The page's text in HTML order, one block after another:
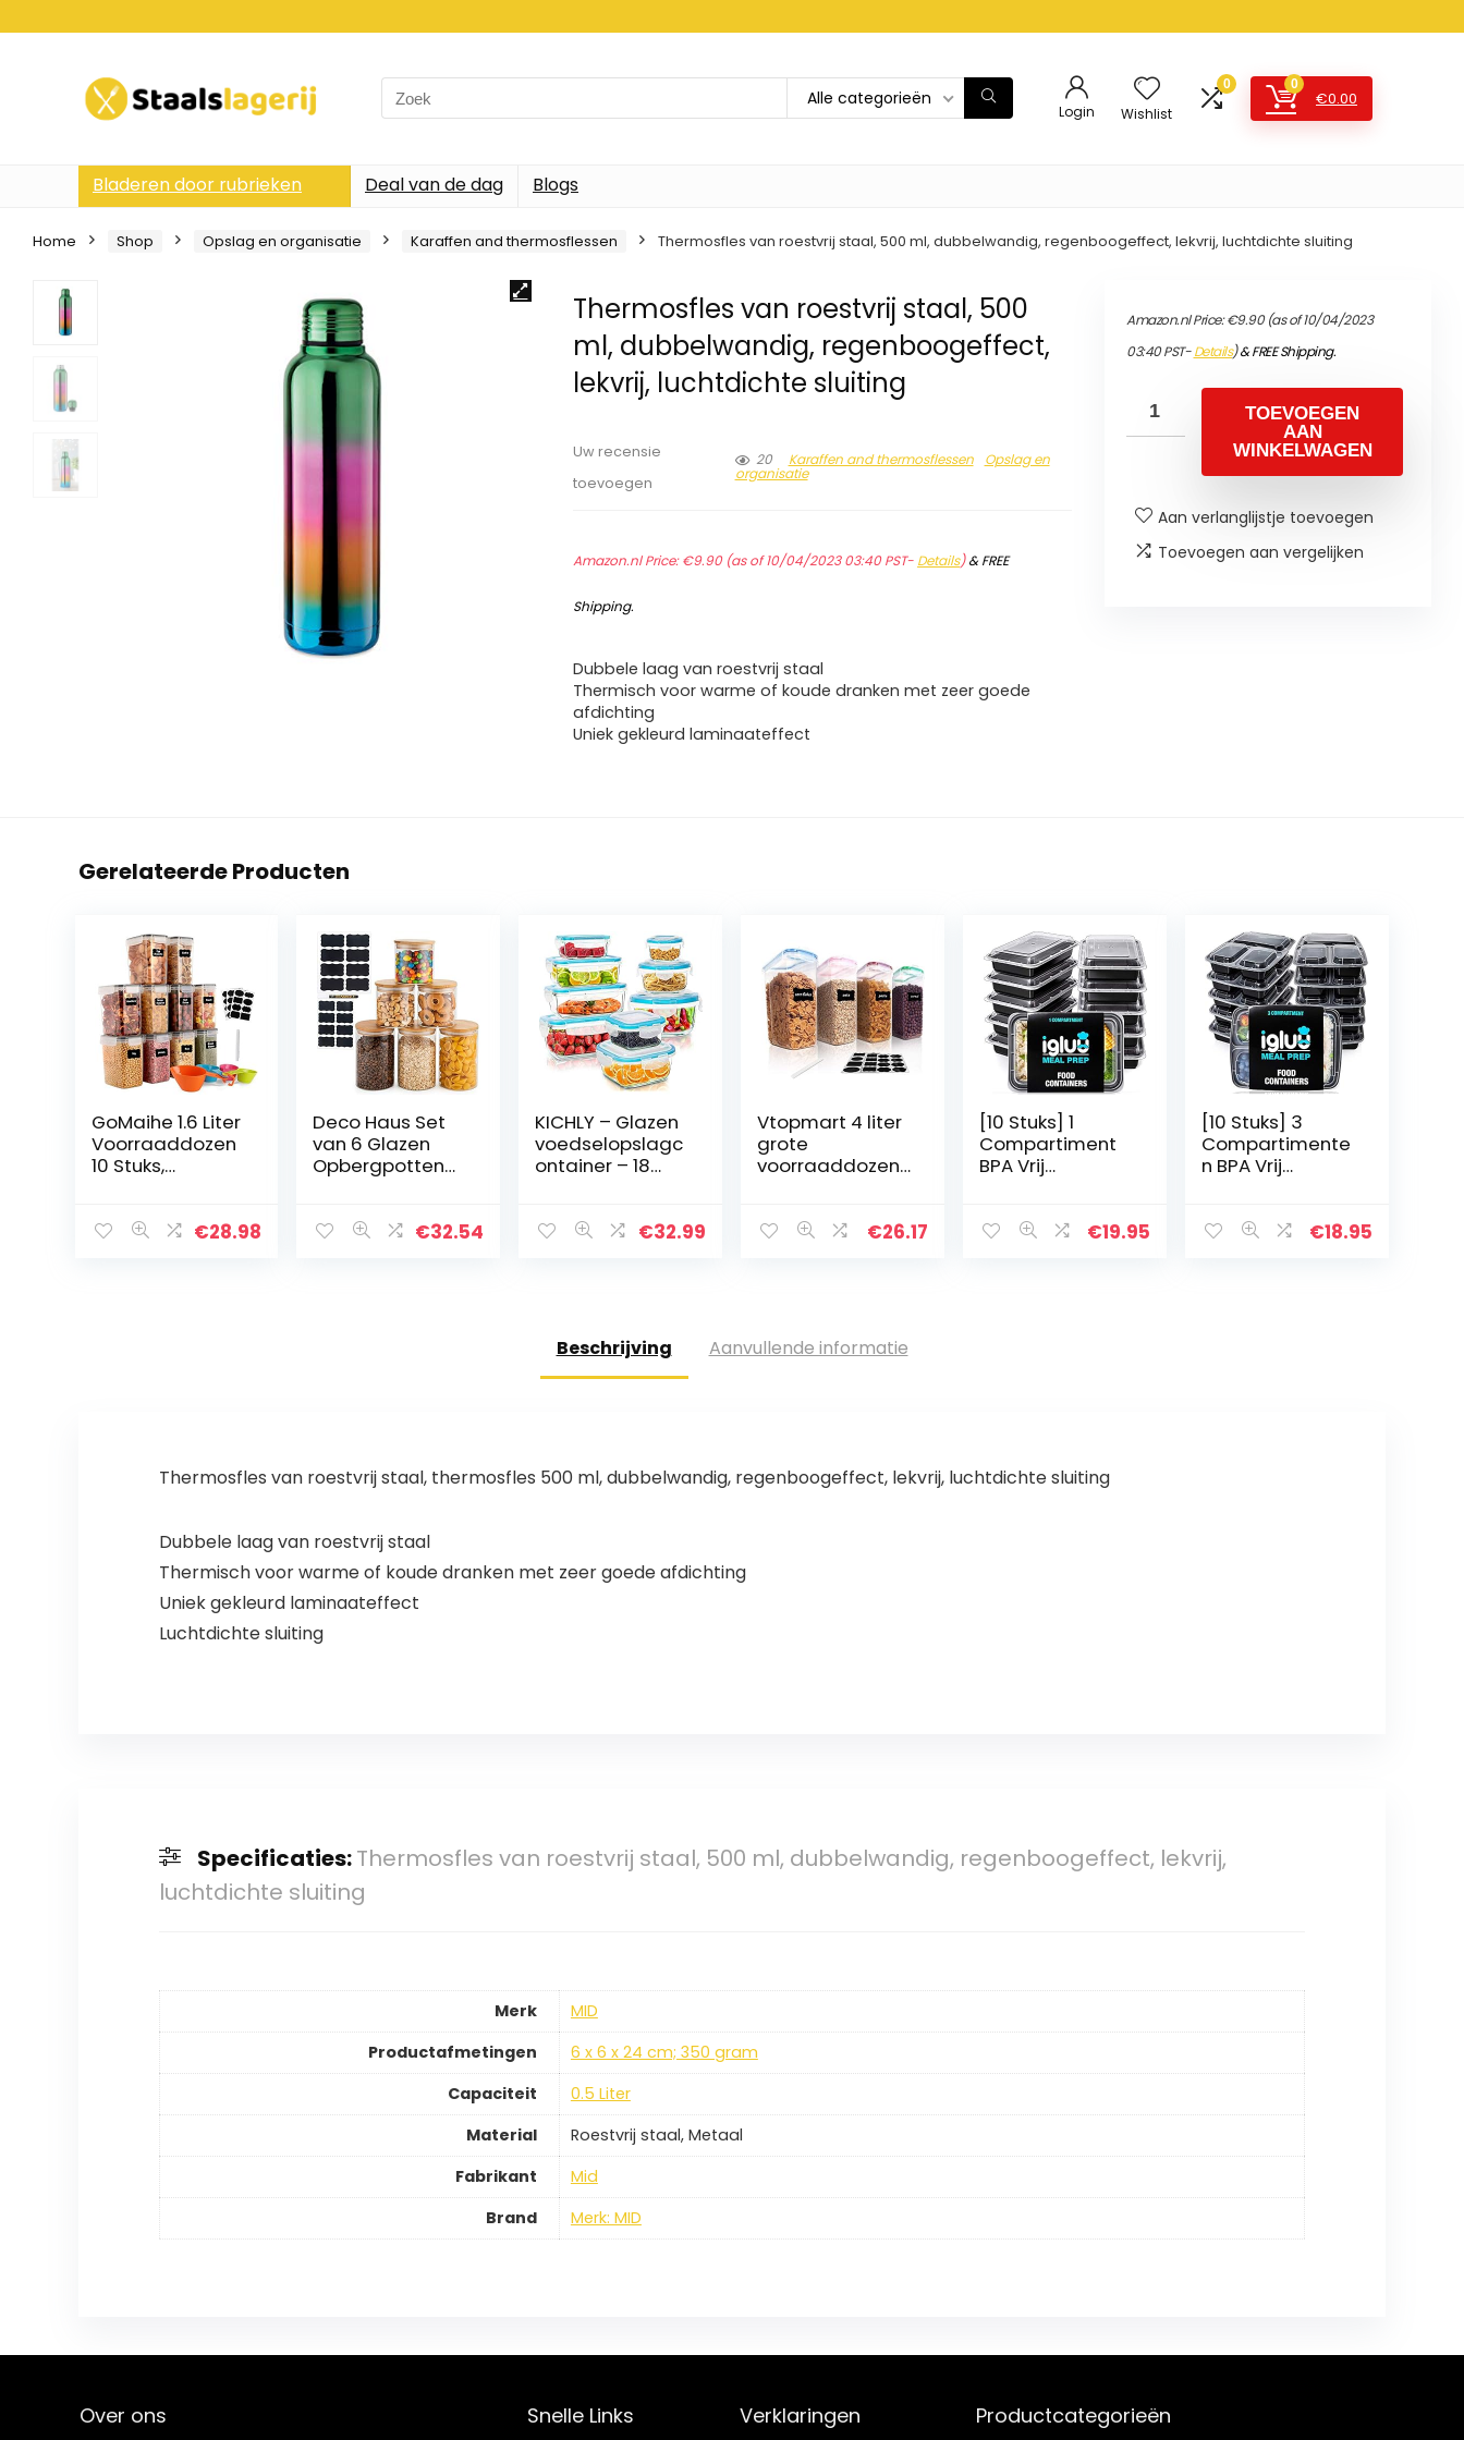
Search
for:
Alle categorieën
Login Wishlist
0 0
€0.00
Bladeren door rubrieken Deal van de dag Blogs
Home Shop Opslag en organisatie Karaffen and thermosflessen Thermosfles van roestvrij staal, 500 ml, dubbelwandig, regenboogeffect, lekvrij, luchtdichte sluiting
Thermosfles van roestvrij staal, 500
ml, dubbelwandig, regenboogeffect,
lekvrij, luchtdichte sluiting
Uw recensie
toevoegen
20 Karaffen and thermosflessen Opslag en
organisatie
Amazon.nl Price:€9.90(as of 10/04/2023 03:40 PST- Details)&FREE
Shipping.
Dubbele laag van roestvrij staal
Thermisch voor warme of koude dranken met zeer goede
afdichting
Uniek gekleurd laminaateffect
Amazon.nl Price:€9.90(as of 10/04/2023
03:40 PST-Details)&FREE Shipping.
TOEVOEGEN
AAN
WINKELWAGEN
Aan verlanglijstje toevoegen
Toevoegen aan vergelijken
Gerelateerde Producten
GoMaihe 1.6 Liter
Voorraaddozen
10 Stuks,
Luchtdicht, €28.98
Deco Haus Set
van 6 Glazen
Opbergpotten
Luchtdicht, €32.54
KICHLY – Glazen
voedselopslagc
ontainer – 18
Transparante
€32.99
Vtopmart 4 liter
grote
voorraaddozen,
granen, meel,
€26.17
[10 Stuks] 1
Compartiment
BPA Vrij
Containers –
€19.95
[10 Stuks] 3
Compartimente
n BPA Vrij
Containers –
€18.95
Beschrijving Aanvullende informatie
Thermosfles van roestvrij staal, thermosfles 500 ml, dubbelwandig, regenboogeffect, lekvrij, luchtdichte sluiting
Dubbele laag van roestvrij staal
Thermisch voor warme of koude dranken met zeer goede afdichting
Uniek gekleurd laminaateffect
Luchtdichte sluiting
Specificaties:Thermosfles van roestvrij staal, 500 ml, dubbelwandig, regenboogeffect, lekvrij,
luchtdichte sluiting
Merk
MID
Productafmetingen
6 x 6 x 24 cm; 350 gram
Capaciteit
0.5 Liter
Material
Roestvrij staal, Metaal
Fabrikant
Mid
Brand
Merk: MID
Over ons Snelle Links Verklaringen Productcategorieën